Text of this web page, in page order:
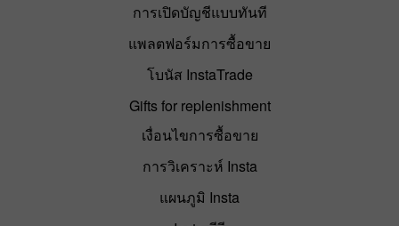
การเปิดบัญชีแบบทันที
แพลตฟอร์มการซื้อขาย
โบนัส InstaTrade
Gifts for replenishment
เงื่อนไขการซื้อขาย
การวิเคราะห์ Insta
แผนภูมิ Insta